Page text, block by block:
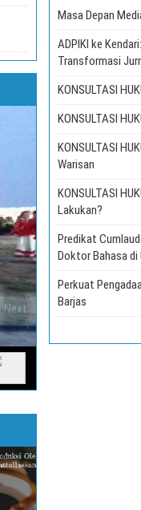
Next
Masa Depan
ADPIKI ke
Transformasi
KONSULTASI
KONSULTASI
KONSULTASI
Warisan
KONSULTASI
Lakukan?
Predikat
Doktor Bahasa di
Perkuat
Barjas